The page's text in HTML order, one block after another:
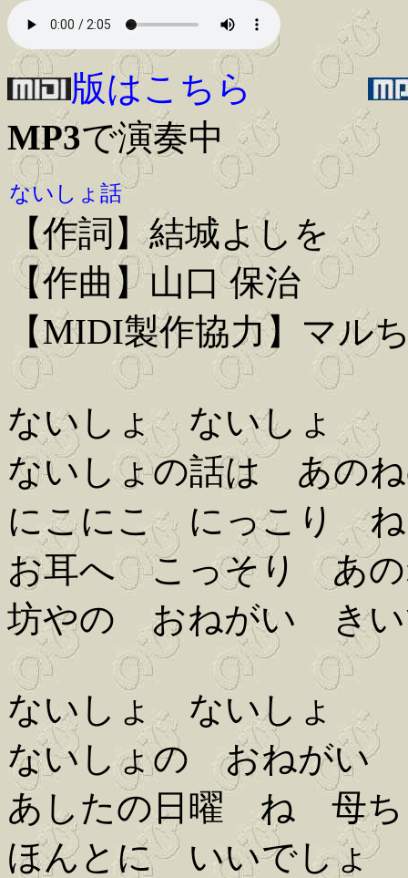
版はこちら
MP3で演奏中
ないしょ話
【作詞】結城よしを
【作曲】山口 保治
【MIDI製作協力】マル
ないしょ ないしょ
ないしょの話は あの
にこにこ にっこり
お耳へ こっそり あの
坊やの おねがい きい
ないしょ ないしょ
ないしょの おねがい
あしたの日曜 ね 母ち
ほんとに いいでしょ